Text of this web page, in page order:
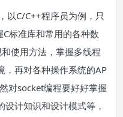
以C/C++程序员为例，只
标准库和常用的各种数
使用方法，掌握多线程
，再对各种操作系统的AP
对socket编程要好好掌握
计知识和设计模式等，